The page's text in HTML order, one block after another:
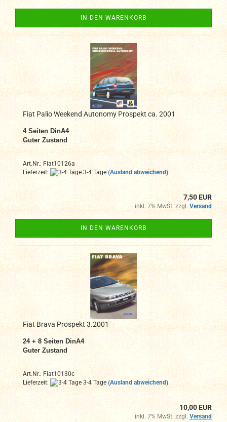
IN DEN WARENKORB
Fiat Palio Weekend Autonomy Prospekt ca. 2001
4 Seiten DinA4
Guter Zustand
Art.Nr.: Fiat10126a
Lieferzeit:
3-4 Tage (Ausland abweichend)
7,50 EUR
inkl. 7% MwSt. zzgl. Versand
IN DEN WARENKORB
Fiat Brava Prospekt 3.2001
24 + 8 Seiten DinA4
Guter Zustand
Art.Nr.: Fiat10130c
Lieferzeit:
3-4 Tage (Ausland abweichend)
10,00 EUR
inkl. 7% MwSt. zzgl. Versand